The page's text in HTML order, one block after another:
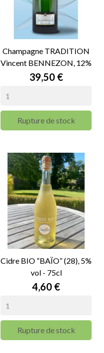
Champagne TRADITION
Vincent BENNEZON, 12%
vol - Magnum 150cl
Prix
39,50 €
Rupture de stock
Cidre BIO “BAÏO” (28), 5%
vol - 75cl
Prix
4,60 €
Rupture de stock